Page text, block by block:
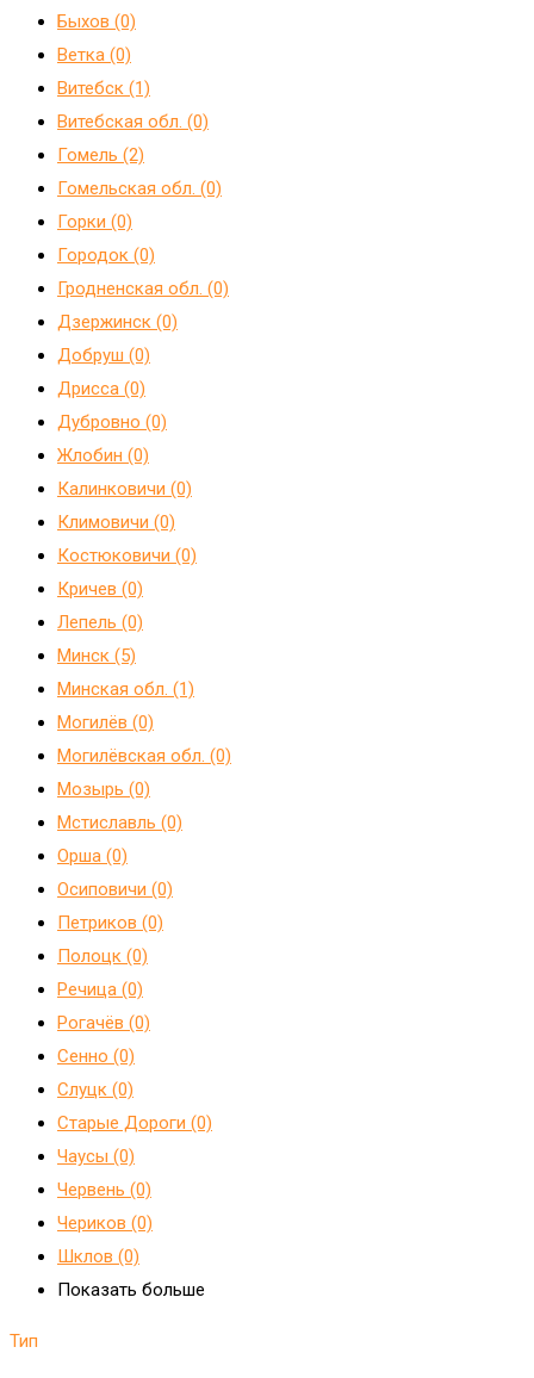
Быхов (0)
Ветка (0)
Витебск (1)
Витебская обл. (0)
Гомель (2)
Гомельская обл. (0)
Горки (0)
Городок (0)
Гродненская обл. (0)
Дзержинск (0)
Добруш (0)
Дрисса (0)
Дубровно (0)
Жлобин (0)
Калинковичи (0)
Климовичи (0)
Костюковичи (0)
Кричев (0)
Лепель (0)
Минск (5)
Минская обл. (1)
Могилёв (0)
Могилёвская обл. (0)
Мозырь (0)
Мстиславль (0)
Орша (0)
Осиповичи (0)
Петриков (0)
Полоцк (0)
Речица (0)
Рогачёв (0)
Сенно (0)
Слуцк (0)
Старые Дороги (0)
Чаусы (0)
Червень (0)
Чериков (0)
Шклов (0)
Показать больше
Тип